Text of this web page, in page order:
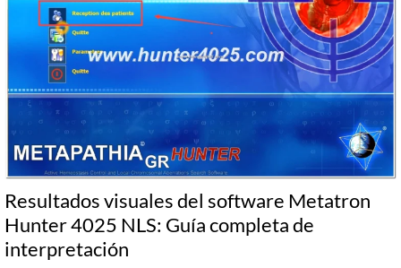
Resultados visuales del software Metatron
Hunter 4025 NLS: Guía completa de
interpretación